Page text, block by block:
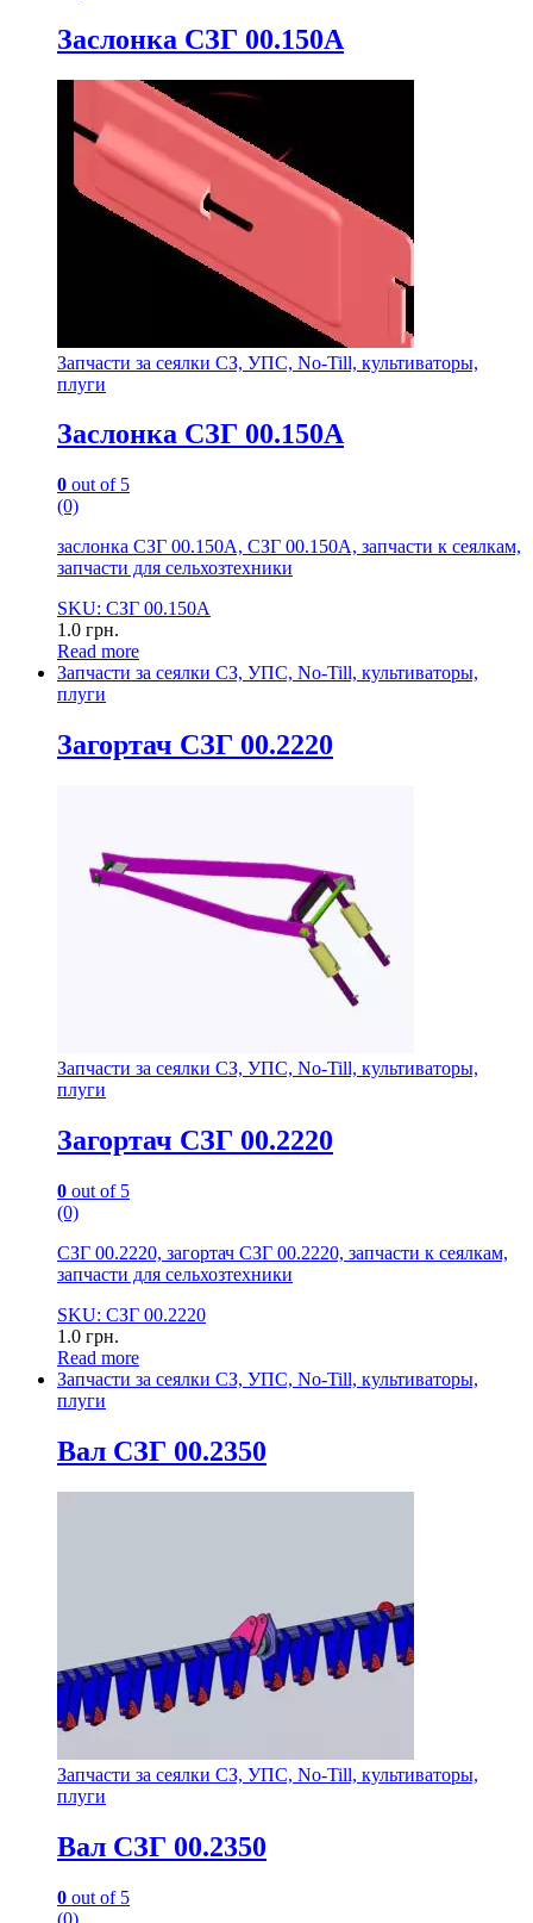
Заслонка СЗГ 00.150А
Запчасти за сеялки СЗ, УПС, No-Till, культиваторы,
плуги
Заслонка СЗГ 00.150А
0 out of 5
(0)
заслонка СЗГ 00.150А, СЗГ 00.150А, запчасти к сеялкам,
запчасти для сельхозтехники
SKU: СЗГ 00.150А
1.0 грн.
Read more
Запчасти за сеялки СЗ, УПС, No-Till, культиваторы,
плуги
Загортач СЗГ 00.2220
Запчасти за сеялки СЗ, УПС, No-Till, культиваторы,
плуги
Загортач СЗГ 00.2220
0 out of 5
(0)
СЗГ 00.2220, загортач СЗГ 00.2220, запчасти к сеялкам,
запчасти для сельхозтехники
SKU: СЗГ 00.2220
1.0 грн.
Read more
Запчасти за сеялки СЗ, УПС, No-Till, культиваторы,
плуги
Вал СЗГ 00.2350
Запчасти за сеялки СЗ, УПС, No-Till, культиваторы,
плуги
Вал СЗГ 00.2350
0 out of 5
(0)